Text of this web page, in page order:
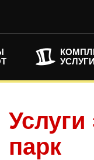
УСЛУГИ
парк